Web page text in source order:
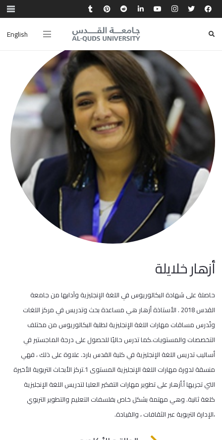
English
أزهار خلايلة
حاصلة على شهادة البكالوريوس في اللغة الإنجليزية وآدابها من جامعة
القدس 2018 . الأستاذة أزهار هي مساعدة بحث وتدريس في مركز اللغات
وتُدرس مساقات مهارات اللغة الإنجليزية لطلبة البكالوريوس من مختلف
التخصصات والمستويات.كما تدرس حاليًا للحصول على درجة الماجستير في
أساليب تدريس اللغة الإنجليزية في كلية القدس بارد. علاوة على ذلك ، فهي
منسقة لدورة مهارات اللغة الإنجليزية المستوى 1.تركز الأبحاث التربوية الأخيرة
التي تجريها أ.أزهار على تطوير مهارات التفكير العليا لتدريس اللغة الإنجليزية
كلغة ثانية. وهي مهتمة بشكل خاص بفلسفات التعليم والتطوير التربوي
،الإدارة التربوية عبر الثقافات ، والقيادة.